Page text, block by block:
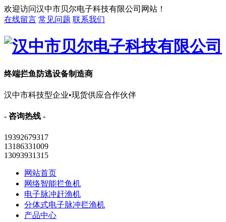
欢迎访问汉中市贝尔电子科技有限公司网站！
在线留言 常见问题 联系我们
终端拦鱼防逃设备制造商
汉中市科技型企业•现货供应合作伙伴
- 咨询热线 -
19392679317
13186331009
13093931315
网站首页
网络智能拦鱼机
电子脉冲赶渔机
分体式电子脉冲拦渔机
产品中心